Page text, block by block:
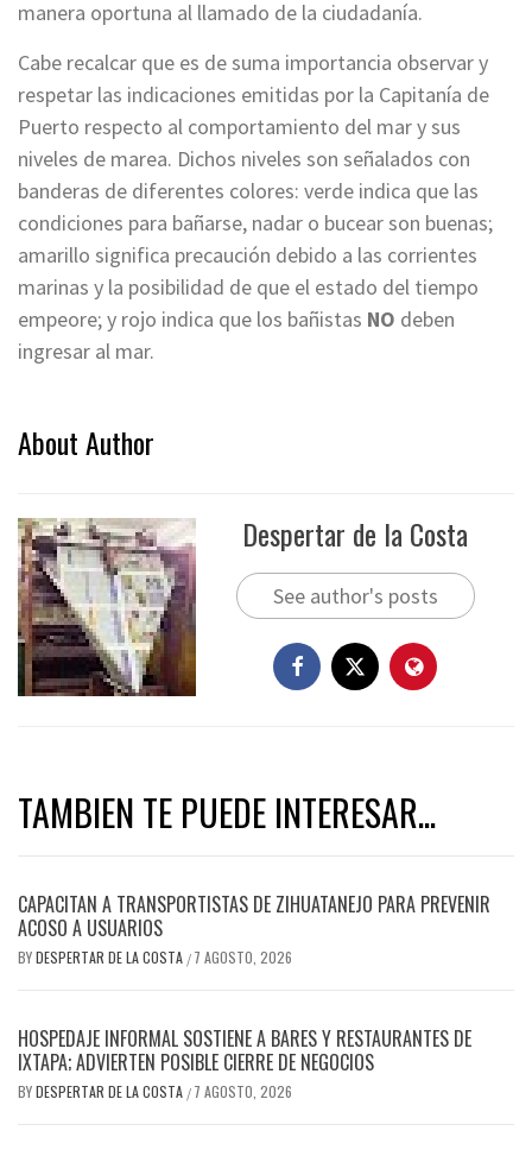
manera oportuna al llamado de la ciudadanía.
Cabe recalcar que es de suma importancia observar y
respetar las indicaciones emitidas por la Capitanía de
Puerto respecto al comportamiento del mar y sus
niveles de marea. Dichos niveles son señalados con
banderas de diferentes colores: verde indica que las
condiciones para bañarse, nadar o bucear son buenas;
amarillo significa precaución debido a las corrientes
marinas y la posibilidad de que el estado del tiempo
empeore; y rojo indica que los bañistas NO deben
ingresar al mar.
About Author
Despertar de la Costa
See author's posts
TAMBIEN TE PUEDE INTERESAR...
CAPACITAN A TRANSPORTISTAS DE ZIHUATANEJO PARA PREVENIR
ACOSO A USUARIOS
BYDESPERTAR DE LA COSTA / 7 AGOSTO, 2026
HOSPEDAJE INFORMAL SOSTIENE A BARES Y RESTAURANTES DE
IXTAPA; ADVIERTEN POSIBLE CIERRE DE NEGOCIOS
BYDESPERTAR DE LA COSTA / 7 AGOSTO, 2026